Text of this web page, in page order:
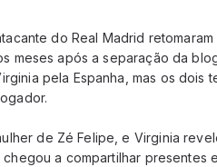
do Real Madrid retomaram
meses após a separação da
pela Espanha, mas os dois
de Zé Felipe, e Virginia
a compartilhar presentes